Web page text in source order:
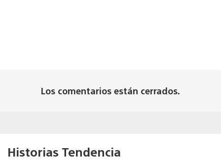
Los comentarios están cerrados.
Historias Tendencia